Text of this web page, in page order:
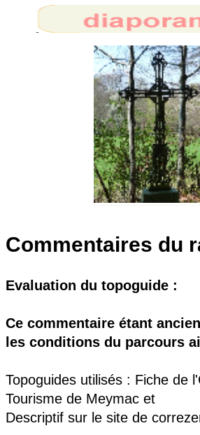
Commentaires du
Evaluation du topoguide :
Ce commentaire étant
les conditions du parcours
Topoguides utilisés : Fiche de
Tourisme de Meymac et
Descriptif sur le site de